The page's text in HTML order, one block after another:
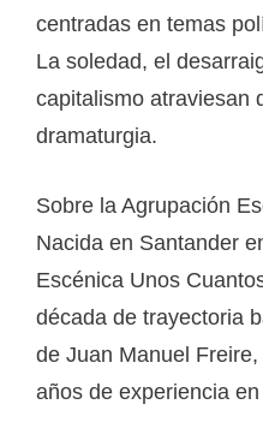
centradas en temas
La soledad, el
capitalismo atraviesan
dramaturgia.
Sobre la Agrupación
Nacida en Santander
Escénica Unos
década de trayectoria
de Juan Manuel
años de experiencia